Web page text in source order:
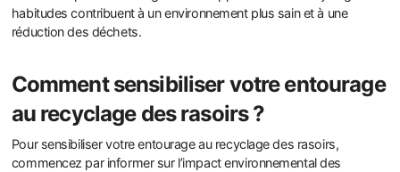
habitudes contribuent à un environnement plus sain et à une
réduction des déchets.
Comment sensibiliser votre entourage
au recyclage des rasoirs ?
Pour sensibiliser votre entourage au recyclage des rasoirs,
commencez par informer sur l’impact environnemental des